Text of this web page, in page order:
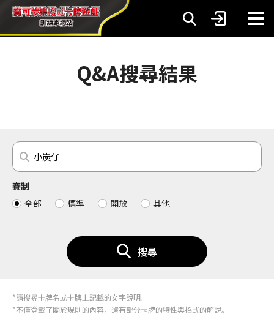
Q&A搜尋結果
賽制
全部
標準 開放 其他
搜尋
*請搜尋卡牌名或卡牌上記載的文字說明。
*不僅登載了關於規則的內容，還有部分卡牌的特性與招式的解說。